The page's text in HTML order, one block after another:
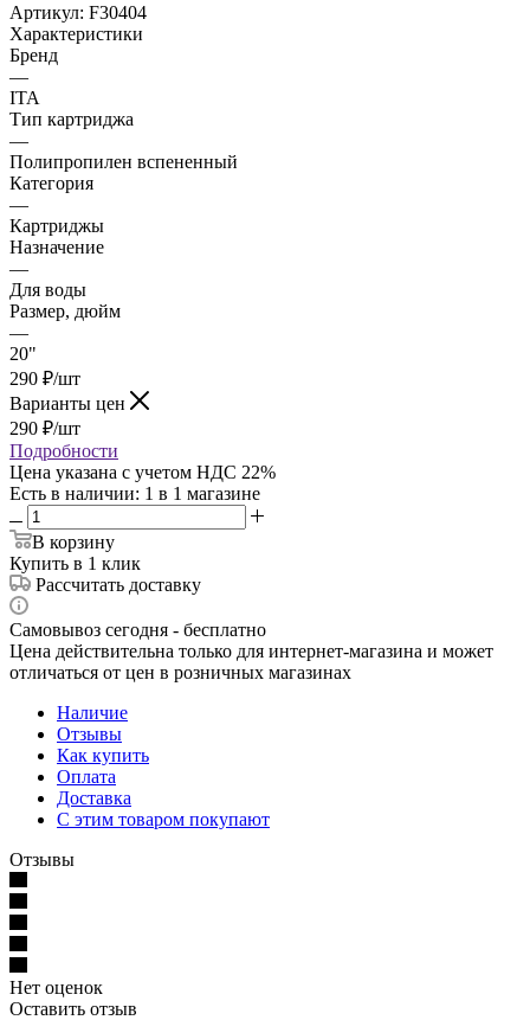
Артикул: F30404
Характеристики
Бренд
—
ITA
Тип картриджа
—
Полипропилен вспененный
Категория
—
Картриджы
Назначение
—
Для воды
Размер, дюйм
—
20"
290 ₽/шт
Варианты цен
290 ₽/шт
Подробности
Цена указана с учетом НДС 22%
Есть в наличии: 1 в 1 магазине
В корзину
Купить в 1 клик
Рассчитать доставку
Самовывоз сегодня - бесплатно
Цена действительна только для интернет-магазина и может
отличаться от цен в розничных магазинах
Наличие
Отзывы
Как купить
Оплата
Доставка
С этим товаром покупают
Отзывы
Нет оценок
Оставить отзыв